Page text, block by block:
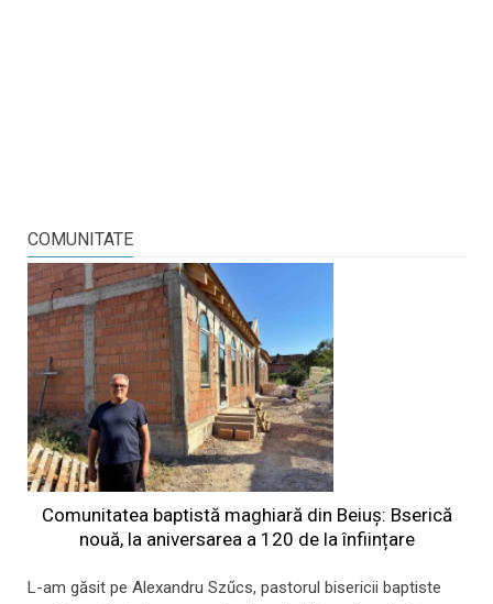
COMUNITATE
Comunitatea baptistă maghiară din Beiuș: Bserică
nouă, la aniversarea a 120 de la înființare
L-am găsit pe Alexandru Szűcs, pastorul bisericii baptiste